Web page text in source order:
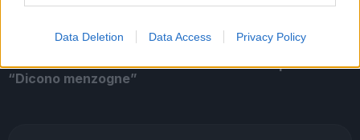
Data Deletion Data Access Privacy Policy
ACCA LARENTIA Forza Nuova attacca l’Espresso:
“Dicono menzogne”